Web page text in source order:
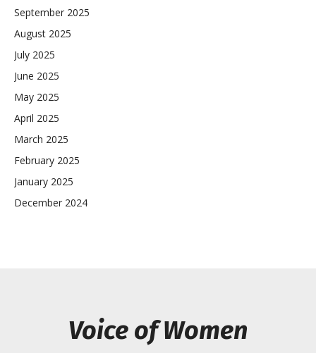
September 2025
August 2025
July 2025
June 2025
May 2025
April 2025
March 2025
February 2025
January 2025
December 2024
Voice of Women